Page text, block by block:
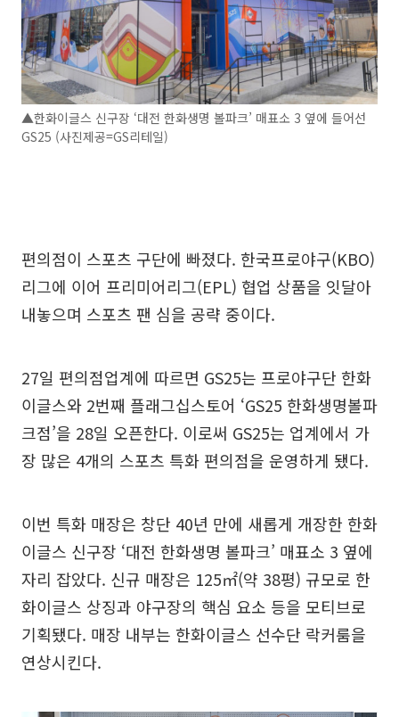
▲한화이글스 신구장 ‘대전 한화생명 볼파크’ 매표소 3 옆에 들어선
GS25 (사진제공=GS리테일)
편의점이 스포츠 구단에 빠졌다. 한국프로야구(KBO)
리그에 이어 프리미어리그(EPL) 협업 상품을 잇달아
내놓으며 스포츠 팬 심을 공략 중이다.
27일 편의점업계에 따르면 GS25는 프로야구단 한화
이글스와 2번째 플래그십스토어 ‘GS25 한화생명볼파
크점’을 28일 오픈한다. 이로써 GS25는 업계에서 가
장 많은 4개의 스포츠 특화 편의점을 운영하게 됐다.
이번 특화 매장은 창단 40년 만에 새롭게 개장한 한화
이글스 신구장 ‘대전 한화생명 볼파크’ 매표소 3 옆에
자리 잡았다. 신규 매장은 125㎡(약 38평) 규모로 한
화이글스 상징과 야구장의 핵심 요소 등을 모티브로
기획됐다. 매장 내부는 한화이글스 선수단 락커룸을
연상시킨다.